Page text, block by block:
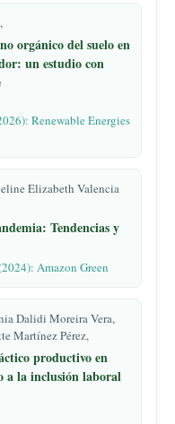
orgánico del suelo en
un estudio con
Renewable Energies
Elizabeth Valencia
Tendencias y
Amazon Green
Dalidi Moreira Vera,
Martínez Pérez,
productivo en
a la inclusión laboral